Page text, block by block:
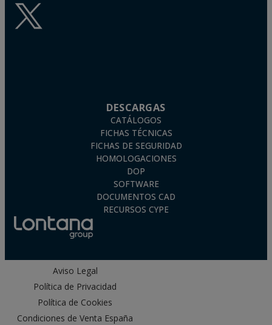
DESCARGAS
CATÁLOGOS
FICHAS TÉCNICAS
FICHAS DE SEGURIDAD
HOMOLOGACIONES
DOP
SOFTWARE
DOCUMENTOS CAD
RECURSOS CYPE
Aviso Legal
Política de Privacidad
Política de Cookies
Condiciones de Venta España